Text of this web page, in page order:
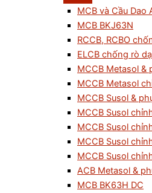
MCB và Cầu Dao
MCB BKJ63N
RCCB, RCBO
ELCB chống rò
MCCB Metasol &
MCCB Metasol
MCCB Susol &
MCCB Susol
MCCB Susol
MCCB Susol
MCCB Susol
ACB Metasol &
MCB BK63H DC